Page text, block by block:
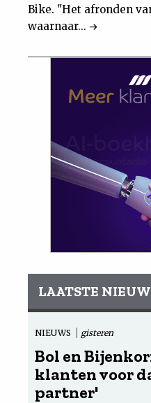
Bike. "Het afronden
waarnaar...
LAATSTE
NIEUWS gisteren
Bol en
klanten voor
partner'